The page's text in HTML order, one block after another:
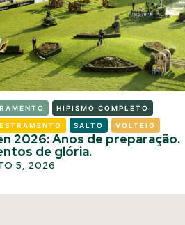
HIPISMO COMPLETO
SALTO VOLTEIO
2026: Anos de preparação.
de glória.
5, 2026